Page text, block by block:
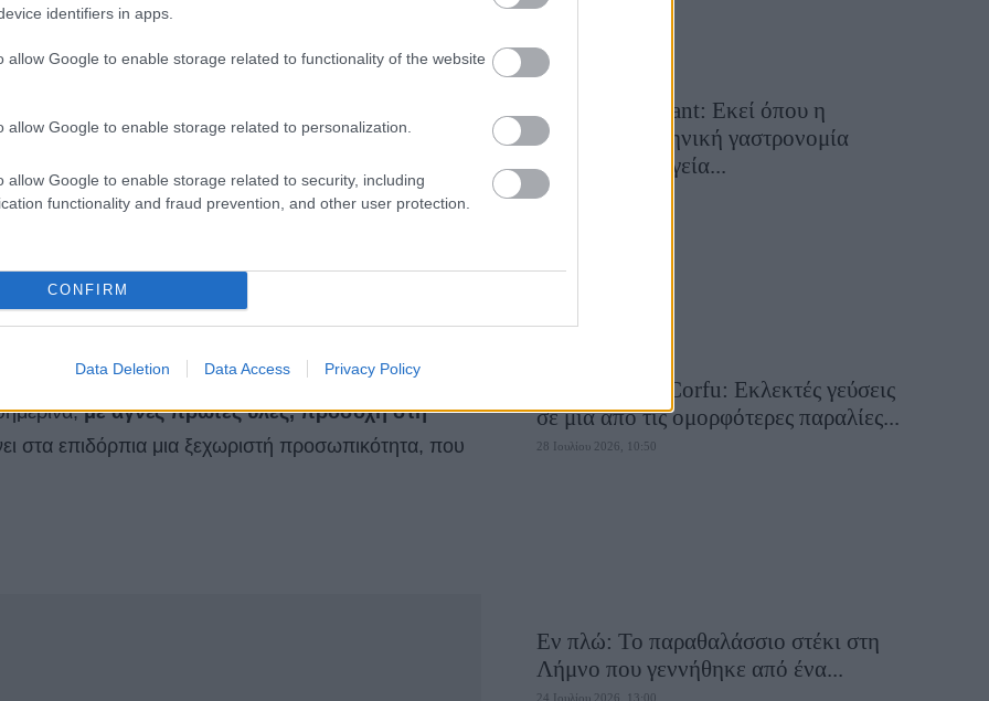
identifiers in apps.
allow Google to enable storage related to functionality of the website
allow Google to enable storage related to personalization.
allow Google to enable storage related to security, including
functionality and fraud prevention, and other user protection.
CONFIRM
Data Deletion Data Access Privacy Policy
η ποιότητα δεν είναι διαπραγματεύσιμη. Το
επιλέγονται με αυστηρά κριτήρια και κάθε γλυκό
που δημιουργεί, όχι απλώς παρασκευάζει.
Dulcina
με αγνές πρώτες ύλες, προσοχή στη
στα επιδόρπια μια ξεχωριστή προσωπικότητα, που
Cavos Restaurant: Εκεί όπου η
αυθεντική ελληνική γαστρονομία
συναντά τη μαγεία...
28 Ιουλίου 2026, 10:58
Aiolia Avlaki Corfu: Εκλεκτές γεύσεις
σε μία από τις ομορφότερες παραλίες...
28 Ιουλίου 2026, 10:50
Εν πλώ: Το παραθαλάσσιο στέκι στη
Λήμνο που γεννήθηκε από ένα...
24 Ιουλίου 2026, 13:00